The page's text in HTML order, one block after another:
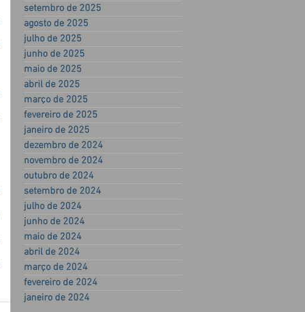
setembro de 2025
agosto de 2025
julho de 2025
junho de 2025
maio de 2025
abril de 2025
março de 2025
fevereiro de 2025
janeiro de 2025
dezembro de 2024
novembro de 2024
outubro de 2024
setembro de 2024
julho de 2024
junho de 2024
maio de 2024
abril de 2024
março de 2024
fevereiro de 2024
janeiro de 2024